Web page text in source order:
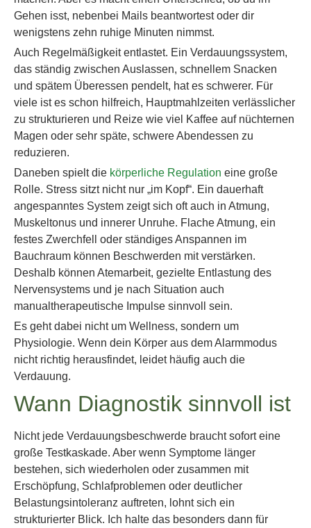
Gehen isst, nebenbei Mails beantwortest oder dir
wenigstens zehn ruhige Minuten nimmst.
Auch Regelmäßigkeit entlastet. Ein Verdauungssystem,
das ständig zwischen Auslassen, schnellem Snacken
und spätem Überessen pendelt, hat es schwerer. Für
viele ist es schon hilfreich, Hauptmahlzeiten verlässlicher
zu strukturieren und Reize wie viel Kaffee auf nüchternen
Magen oder sehr späte, schwere Abendessen zu
reduzieren.
Daneben spielt die körperliche Regulation eine große
Rolle. Stress sitzt nicht nur „im Kopf“. Ein dauerhaft
angespanntes System zeigt sich oft auch in Atmung,
Muskeltonus und innerer Unruhe. Flache Atmung, ein
festes Zwerchfell oder ständiges Anspannen im
Bauchraum können Beschwerden mit verstärken.
Deshalb können Atemarbeit, gezielte Entlastung des
Nervensystems und je nach Situation auch
manualtherapeutische Impulse sinnvoll sein.
Es geht dabei nicht um Wellness, sondern um
Physiologie. Wenn dein Körper aus dem Alarmmodus
nicht richtig herausfindet, leidet häufig auch die
Verdauung.
Wann Diagnostik sinnvoll ist
Nicht jede Verdauungsbeschwerde braucht sofort eine
große Testkaskade. Aber wenn Symptome länger
bestehen, sich wiederholen oder zusammen mit
Erschöpfung, Schlafproblemen oder deutlicher
Belastungsintoleranz auftreten, lohnt sich ein
strukturierter Blick. Ich halte das besonders dann für